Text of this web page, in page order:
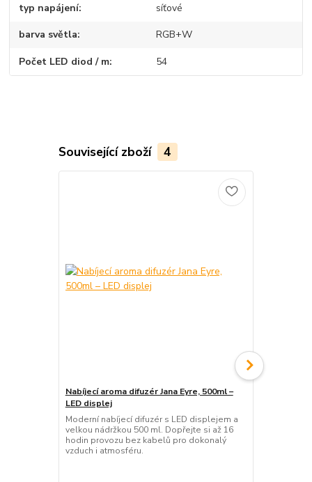
typ napájení síťové
barva světla RGB+W
Počet LED diod / m 54
Související zboží 4
Nabíjecí aroma difuzér Jana Eyre, 500ml –
LED displej
Moderní nabíjecí difuzér s LED displejem a
velkou nádržkou 500 ml. Dopřejte si až 16
hodin provozu bez kabelů pro dokonalý
vzduch i atmosféru.